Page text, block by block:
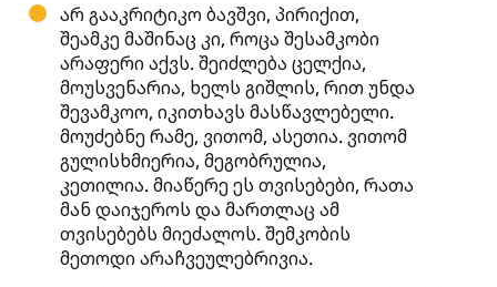
არ გააკრიტიკო ბავშვი, პირიქით,
შეამკე მაშინაც კი, როცა შესამკობი
არაფერი აქვს. შეიძლება ცელქია,
მოუსვენარია, ხელს გიშლის, რით უნდა
შევამკოო, იკითხავს მასწავლებელი.
მოუძებნე რამე, ვითომ, ასეთია. ვითომ
გულისხმიერია, მეგობრულია,
კეთილია. მიაწერე ეს თვისებები, რათა
მან დაიჯეროს და მართლაც ამ
თვისებებს მიეძალოს. შემკობის
მეთოდი არაჩვეულებრივია.